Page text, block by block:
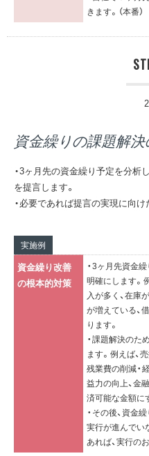
きます。（本番）
資金繰りの課題解決
・3ヶ月先の資金繰り予定を分析
を提言します。
・必要であれば提言の実現に向け
実施例
資金繰り改善
の根本的対策
・3ヶ月先資金
明確にします。
入が多く、在庫
が増えている、
ります。
・課題解決のた
ます。例えば、
残業費の削減・
益力の向上、金
済可能な金額に
・その後、資金
実行が進んでい
あれば、実行の